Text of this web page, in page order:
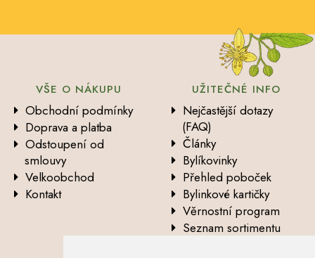
VŠE O NÁKUPU
Obchodní podmínky
Doprava a platba
Odstoupení od
smlouvy
Velkoobchod
Kontakt
UŽITEČNÉ INFO
Nejčastější dotazy
(FAQ)
Články
Bylíkovinky
Přehled poboček
Bylinkové kartičky
Věrnostní program
Seznam sortimentu